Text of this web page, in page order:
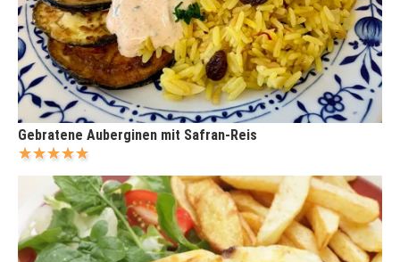
Gebratene Auberginen mit Safran-Reis